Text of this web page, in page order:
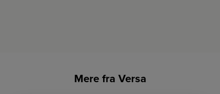
Mere fra Versa